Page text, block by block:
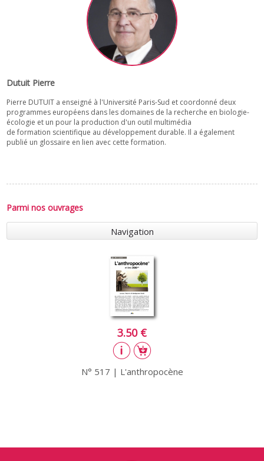
Dutuit Pierre
Pierre DUTUIT a enseigné à l'Université Paris-Sud et coordonné deux
programmes européens dans les domaines de la recherche en biologie-
écologie et un pour la production d'un outil multimédia
de formation scientifique au développement durable. Il a également
publié un glossaire en lien avec cette formation.
Parmi nos ouvrages
Navigation
3.50 €
N° 517 | L'anthropocène